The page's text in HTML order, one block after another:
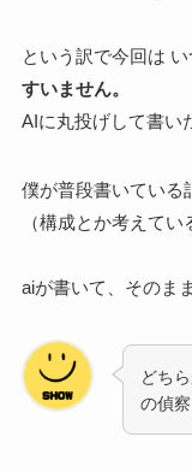
という訳で今回は
すいません。
AIに丸投げして書い
僕が普段書いている
（構成とか考えて
aiが書いて、そのま
どち
の偵察